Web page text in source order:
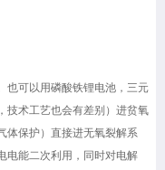
也可以用磷酸铁锂电池，三元
技术工艺也会有差别）进贫氧
体保护）直接进无氧裂解系
电能二次利用，同时对电解